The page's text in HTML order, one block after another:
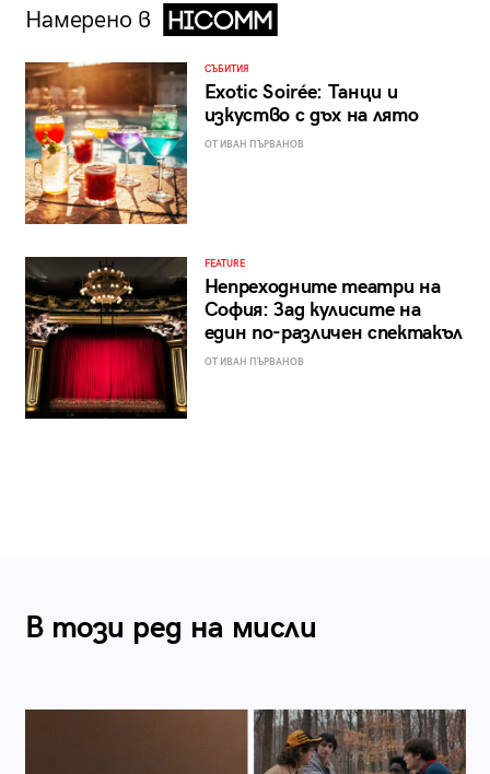
Намерено в
СЪБИТИЯ
Exotic Soirée: Танци и
изкуство с дъх на лято
ОТ ИВАН ПЪРВАНОВ
FEATURE
Непреходните театри на
София: Зад кулисите на
един по-различен спектакъл
ОТ ИВАН ПЪРВАНОВ
В този ред на мисли